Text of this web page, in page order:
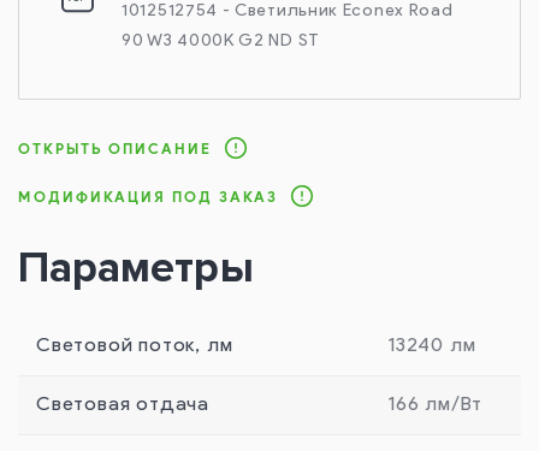
1012512754 - Светильник Econex Road
90 W3 4000K G2 ND ST
ОТКРЫТЬ ОПИСАНИЕ
МОДИФИКАЦИЯ ПОД ЗАКАЗ
Параметры
Световой поток, лм 13240 лм
Световая отдача 166 лм/Вт